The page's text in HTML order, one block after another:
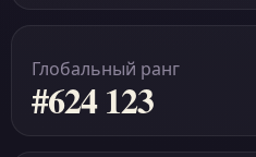
Глобальный ранг
#624 123